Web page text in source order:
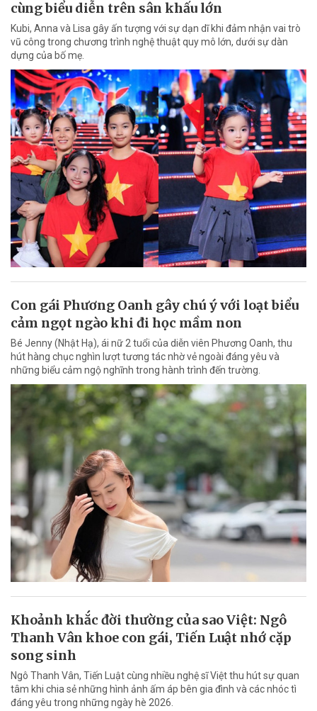
cùng biểu diễn trên sân khấu lớn
Kubi, Anna và Lisa gây ấn tượng với sự dạn dĩ khi đảm nhận vai trò
vũ công trong chương trình nghệ thuật quy mô lớn, dưới sự dàn
dựng của bố mẹ.
Con gái Phương Oanh gây chú ý với loạt biểu
cảm ngọt ngào khi đi học mầm non
Bé Jenny (Nhật Hạ), ái nữ 2 tuổi của diễn viên Phương Oanh, thu
hút hàng chục nghìn lượt tương tác nhờ vẻ ngoài đáng yêu và
những biểu cảm ngộ nghĩnh trong hành trình đến trường.
Khoảnh khắc đời thường của sao Việt: Ngô
Thanh Vân khoe con gái, Tiến Luật nhớ cặp
song sinh
Ngô Thanh Vân, Tiến Luật cùng nhiều nghệ sĩ Việt thu hút sự quan
tâm khi chia sẻ những hình ảnh ấm áp bên gia đình và các nhóc tì
đáng yêu trong những ngày hè 2026.